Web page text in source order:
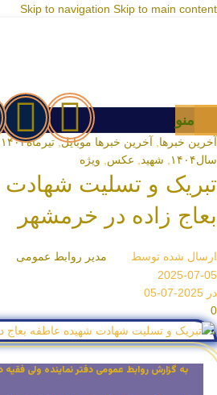
Skip to navigation Skip to main content
منو
آخرین خبرها آخرین خبرها موبایل,تیرماه۱۴۰۴
سال۱۴۰۴
شهید عکس ویژه
تبریک و تسلیت
بعاج زاده در خرمشهر
ارسال شده توسط
مدیر روابط عمومی
2025-07-05
در 2025-07-05
0
به گزارش روابط عمومی دفتر نماینده ولی فقیه